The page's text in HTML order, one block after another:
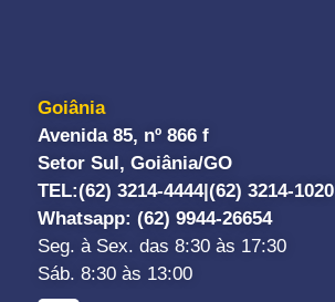
Goiânia
Avenida 85, nº 866 f
Setor Sul, Goiânia/GO
TEL:(62) 3214-4444|(62) 3214-1020
Whatsapp: (62) 9944-26654
Seg. à Sex. das 8:30 às 17:30
Sáb. 8:30 às 13:00